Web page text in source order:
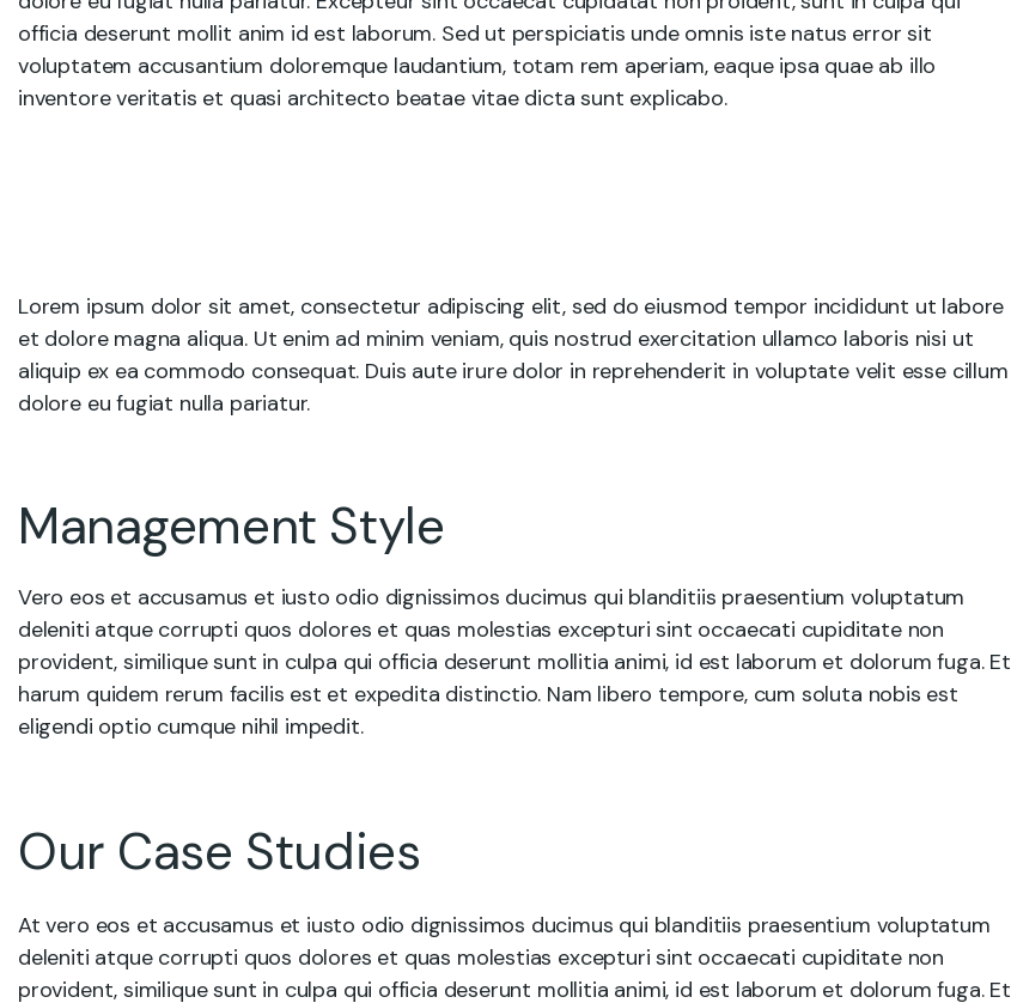
officia deserunt mollit anim id est laborum. Sed ut perspiciatis unde omnis iste natus error sit
voluptatem accusantium doloremque laudantium, totam rem aperiam, eaque ipsa quae ab illo
inventore veritatis et quasi architecto beatae vitae dicta sunt explicabo.
Lorem ipsum dolor sit amet, consectetur adipiscing elit, sed do eiusmod tempor incididunt ut labore
et dolore magna aliqua. Ut enim ad minim veniam, quis nostrud exercitation ullamco laboris nisi ut
aliquip ex ea commodo consequat. Duis aute irure dolor in reprehenderit in voluptate velit esse cillum
dolore eu fugiat nulla pariatur.
Management Style
Vero eos et accusamus et iusto odio dignissimos ducimus qui blanditiis praesentium voluptatum
deleniti atque corrupti quos dolores et quas molestias excepturi sint occaecati cupiditate non
provident, similique sunt in culpa qui officia deserunt mollitia animi, id est laborum et dolorum fuga. Et
harum quidem rerum facilis est et expedita distinctio. Nam libero tempore, cum soluta nobis est
eligendi optio cumque nihil impedit.
Our Case Studies
At vero eos et accusamus et iusto odio dignissimos ducimus qui blanditiis praesentium voluptatum
deleniti atque corrupti quos dolores et quas molestias excepturi sint occaecati cupiditate non
provident, similique sunt in culpa qui officia deserunt mollitia animi, id est laborum et dolorum fuga. Et